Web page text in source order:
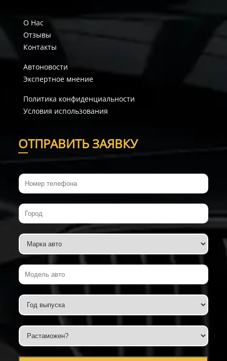
О Нас
Отзывы
Контакты
Автоновости
Экспертное мнение
Политика конфиденциальности
Условия использования
ОТПРАВИТЬ ЗАЯВКУ